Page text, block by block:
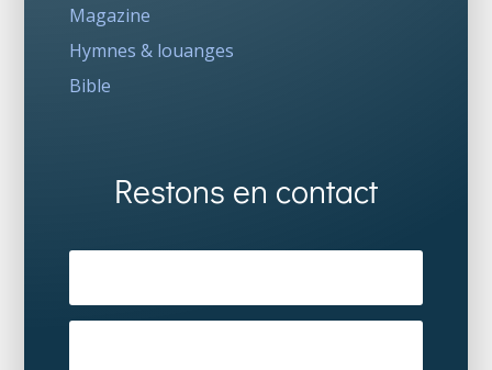
Magazine
Hymnes & louanges
Bible
Restons en contact